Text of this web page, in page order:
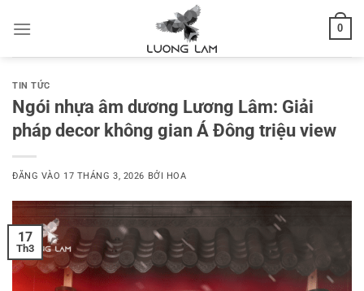
qua
0
TIN TỨC
Ngói nhựa âm dương Lương Lâm: Giải
pháp decor không gian Á Đông triệu view
ĐĂNG VÀO 17 THÁNG 3, 2026 BỞI HOA
17
Th3